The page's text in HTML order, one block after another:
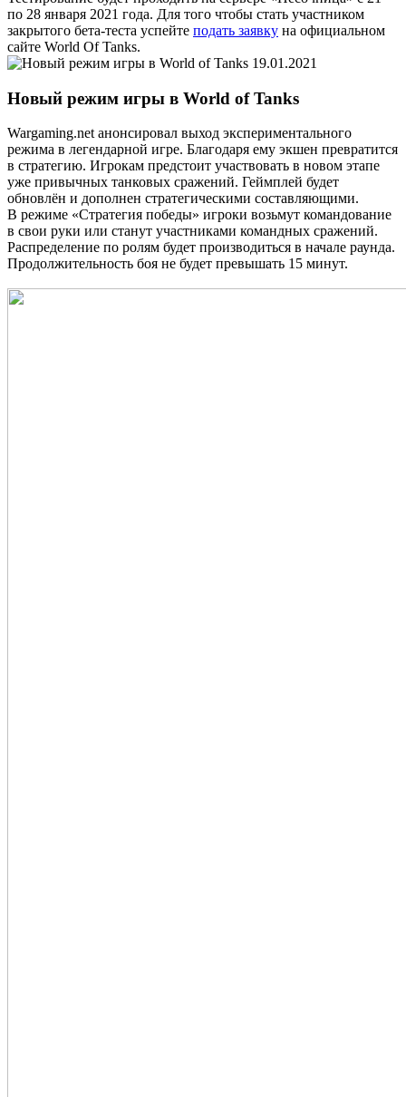
по 28 января 2021 года. Для того чтобы стать участником
закрытого бета-теста успейте подать заявку на официальном
сайте World Of Tanks.
19.01.2021
Новый режим игры в World of Tanks
Wargaming.net анонсировал выход экспериментального
режима в легендарной игре. Благодаря ему экшен превратится
в стратегию. Игрокам предстоит участвовать в новом этапе
уже привычных танковых сражений. Геймплей будет
обновлён и дополнен стратегическими составляющими.
В режиме «Стратегия победы» игроки возьмут командование
в свои руки или станут участниками командных сражений.
Распределение по ролям будет производиться в начале раунда.
Продолжительность боя не будет превышать 15 минут.